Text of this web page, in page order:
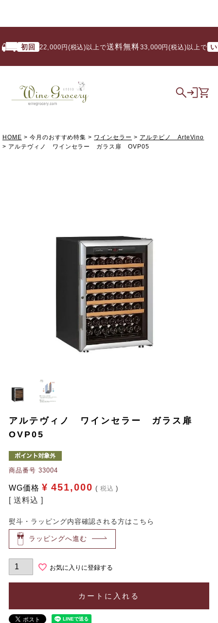
初回 22,000円(税込)以上で送料無料/ 33,000円(税込)以上で いつで
HOME 今月のおすすめ特集 ワインセラー
アルテビノ ArteVino
アルテヴィノ ワインセラー ガラス扉 OVP05
アルテヴィノ ワインセラー ガラス扉
OVP05
商品番号 33004
WG価格 ¥ 451,000 税込
送料込
熨斗・ラッピング内容確認される方はこちら
ラッピングへ進む
お気に入りに登録する
カートに入れる